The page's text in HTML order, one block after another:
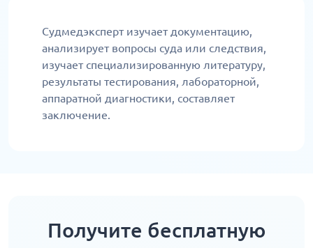
Судмедэксперт изучает документацию,
анализирует вопросы суда или следствия,
изучает специализированную литературу,
результаты тестирования, лабораторной,
аппаратной диагностики, составляет
заключение.
Получите бесплатную